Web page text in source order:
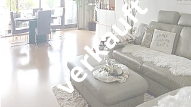
verkauft